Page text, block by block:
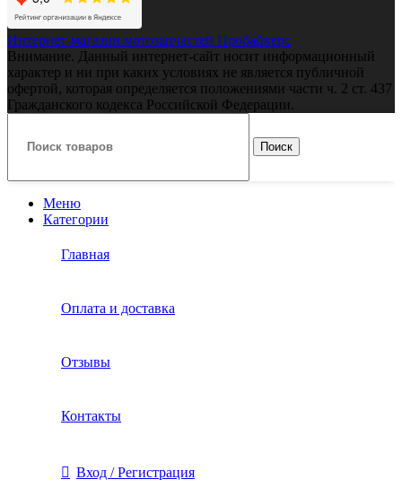
Интернет-магазин мотозапчастей Пробайкерс
Внимание. Данный интернет-сайт носит информационный
характер и ни при каких условиях не является публичной
офертой, которая определяется положениями части ч. 2 ст. 437
Гражданского кодекса Российской Федерации.
Поиск
Меню
Категории
Главная
Оплата и доставка
Отзывы
Контакты
Вход / Регистрация